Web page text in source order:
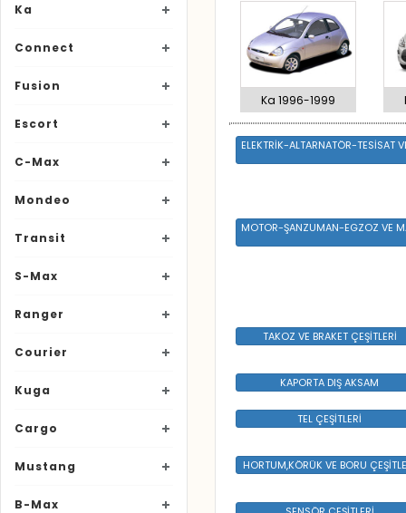
Ka
Connect
Fusion
Escort
C-Max
Mondeo
Transit
S-Max
Ranger
Courier
Kuga
Cargo
Mustang
B-Max
Ka 1996-1999
ELEKTRİK-ALTARNATÖR-TESİSAT
MOTOR-ŞANZUMAN-EGZOZ VE
TAKOZ VE BRAKET ÇEŞİTLERİ
KAPORTA DIŞ AKSAM
TEL ÇEŞİTLERİ
HORTUM,KÖRÜK VE BORU